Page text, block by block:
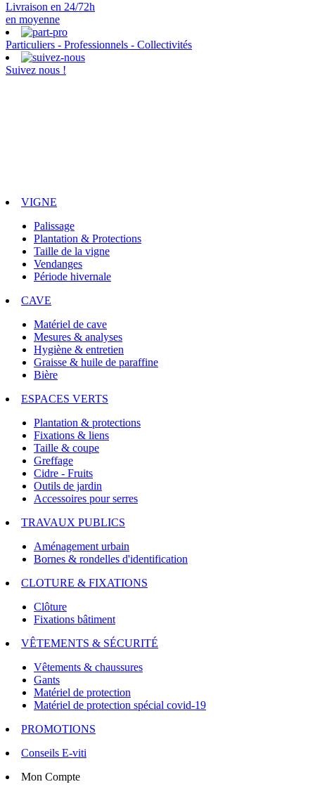
Livraison en 24/72h
en moyenne
Particuliers - Professionnels - Collectivités
Suivez nous !
VIGNE
Palissage
Plantation & Protections
Taille de la vigne
Vendanges
Période hivernale
CAVE
Matériel de cave
Mesures & analyses
Hygiène & entretien
Graisse & huile de paraffine
Bière
ESPACES VERTS
Plantation & protections
Fixations & liens
Taille & coupe
Greffage
Cidre - Fruits
Outils de jardin
Accessoires pour serres
TRAVAUX PUBLICS
Aménagement urbain
Bornes & rondelles d'identification
CLOTURE & FIXATIONS
Clôture
Fixations bâtiment
VÊTEMENTS & SÉCURITÉ
Vêtements & chaussures
Gants
Matériel de protection
Matériel de protection spécial covid-19
PROMOTIONS
Conseils E-viti
Mon Compte